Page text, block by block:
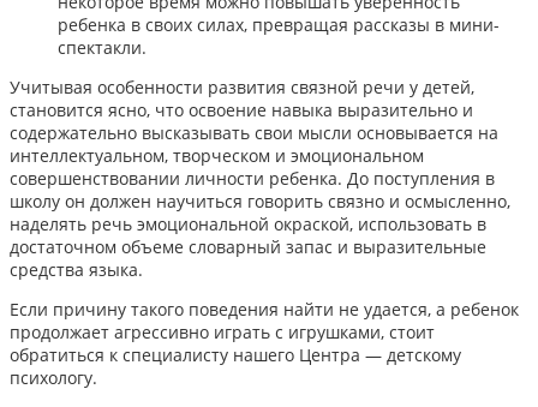
ребенка в своих силах, превращая рассказы в мини-
спектакли.
Учитывая особенности развития связной речи у детей,
становится ясно, что освоение навыка выразительно и
содержательно высказывать свои мысли основывается на
интеллектуальном, творческом и эмоциональном
совершенствовании личности ребенка. До поступления в
школу он должен научиться говорить связно и осмысленно,
наделять речь эмоциональной окраской, использовать в
достаточном объеме словарный запас и выразительные
средства языка.
Если причину такого поведения найти не удается, а ребенок
продолжает агрессивно играть с игрушками, стоит
обратиться к специалисту нашего Центра — детскому
психологу.